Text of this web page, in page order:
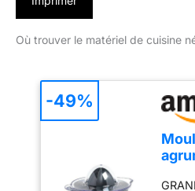
Où trouver le matériel de cuisine
-49%